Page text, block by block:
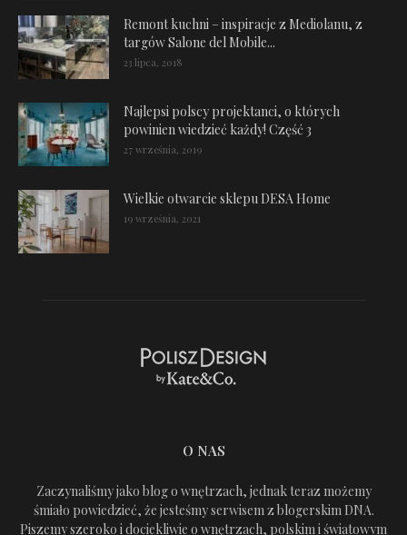
Remont kuchni – inspiracje z Mediolanu, z
targów Salone del Mobile...
23 lipca, 2018
Najlepsi polscy projektanci, o których
powinien wiedzieć każdy! Część 3
27 września, 2019
Wielkie otwarcie sklepu DESA Home
19 września, 2021
O NAS
Zaczynaliśmy jako blog o wnętrzach, jednak teraz możemy
śmiało powiedzieć, że jesteśmy serwisem z blogerskim DNA.
Piszemy szeroko i dociekliwie o wnętrzach, polskim i światowym